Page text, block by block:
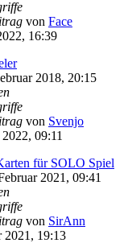
von Face
16:39
2018, 20:15
von Svenjo
09:11
für SOLO Spiel
2021, 09:41
von SirAnn
2021, 19:13